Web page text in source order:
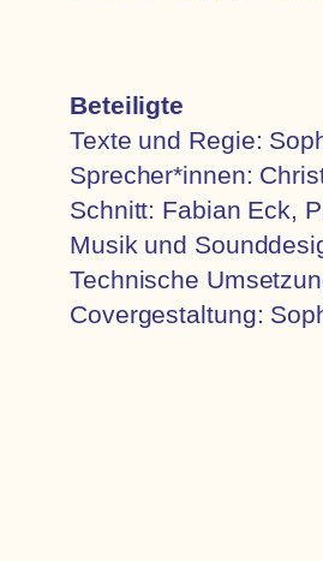
Beteiligte
Texte und Regie:
Sprecher*innen:
Schnitt: Fabian Eck,
Musik und
Technische
Covergestaltung: